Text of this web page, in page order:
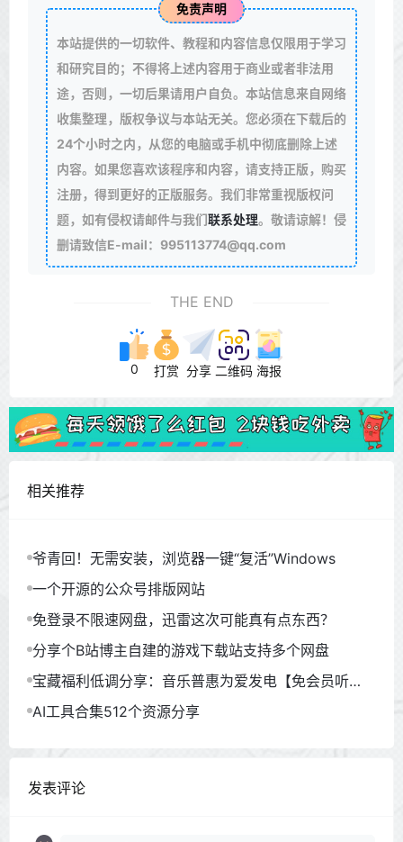
免责声明
本站提供的一切软件、教程和内容信息仅限用于学习
和研究目的；不得将上述内容用于商业或者非法用
途，否则，一切后果请用户自负。本站信息来自网络
收集整理，版权争议与本站无关。您必须在下载后的
24个小时之内，从您的电脑或手机中彻底删除上述
内容。如果您喜欢该程序和内容，请支持正版，购买
注册，得到更好的正版服务。我们非常重视版权问
题，如有侵权请邮件与我们联系处理。敬请谅解！侵
删请致信E-mail：995113774@qq.com
THE END
0 打赏 分享 二维码 海报
相关推荐
爷青回！无需安装，浏览器一键“复活”Windows
一个开源的公众号排版网站
免登录不限速网盘，迅雷这次可能真有点东西？
分享个B站博主自建的游戏下载站支持多个网盘
宝藏福利低调分享：音乐普惠为爱发电【免会员听
歌】
AI工具合集512个资源分享
发表评论